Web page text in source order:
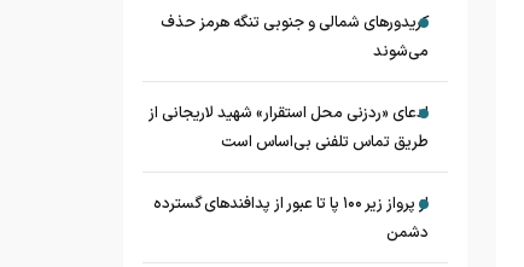
کریدورهای شمالی و جنوبی تنگه هرمز حذف
می‌شوند
ادعای «ردزنی محل استقرار» شهید لاریجانی از
طریق تماس تلفنی بی‌اساس است
از پرواز زیر ۱۰۰ پا تا عبور از پدافند‌های گسترده
دشمن